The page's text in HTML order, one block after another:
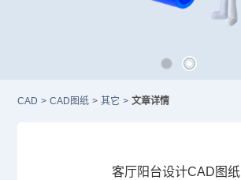
CAD > CAD图纸 > 其它 > 文章详情
客厅阳台设计CAD图纸